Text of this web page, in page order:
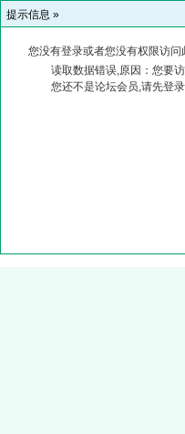
提示信息 »
您没有登录或者您没有权限访
读取数据错误,原因：您要
您还不是论坛会员,请先登